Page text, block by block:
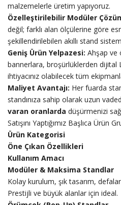
malzemelerle üretim yapıyoruz.
Özelleştirilebilir Modüler
değil; farklı alan ölçülerine göre
şekillendirilebilen akıllı stand
Geniş Ürün Yelpazesi: Ahşap ve
bannerlara, broşürlüklerden dijital
ihtiyacınız olabilecek tüm
Maliyet Avantajı: Her fuarda
standınıza sahip olarak uzun
varan oranlarda düşürmenizi
Satışını Yaptığımız Başlıca Ürün
Ürün Kategorisi
Öne Çıkan Özellikleri
Kullanım Amacı
Modüler & Maksima Standlar
Kolay kurulum, şık tasarım,
Prestijli ve büyük alanlar için ideal.